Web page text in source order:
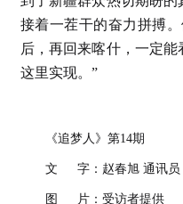
接着一茬干的奋力拼搏
后，再回来喀什，一定
这里实现。”
《追梦人》第14期
文 字：赵春旭 通讯员
图 片：受访者提供